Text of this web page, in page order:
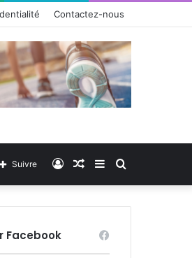
Contactez-nous
Sidebar
(barre
Article
Aléatoire
Connexion
Suivre
Facebook